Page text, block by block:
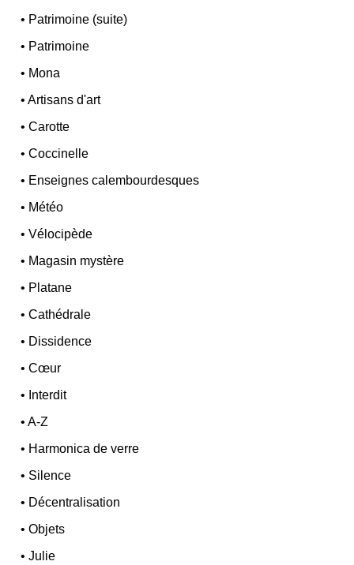
• Patrimoine (suite)
• Patrimoine
• Mona
•Artisans d'art
•Carotte
•Coccinelle
• Enseignes calembourdesques
• Météo
•Vélocipède
• Magasin mystère
• Platane
•Cathédrale
• Dissidence
•Cœur
• Interdit
•A-Z
• Harmonica de verre
• Silence
• Décentralisation
•Objets
•Julie